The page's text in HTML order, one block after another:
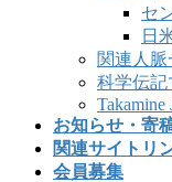
セ
日
関連人脈
科学伝記
Takamine
お知らせ・寄
関連サイトリ
会員募集